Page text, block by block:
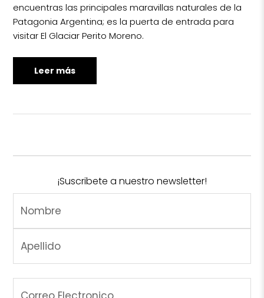
encuentras las principales maravillas naturales de la
Patagonia Argentina; es la puerta de entrada para
visitar El Glaciar Perito Moreno.
Leer más
¡Suscribete a nuestro newsletter!